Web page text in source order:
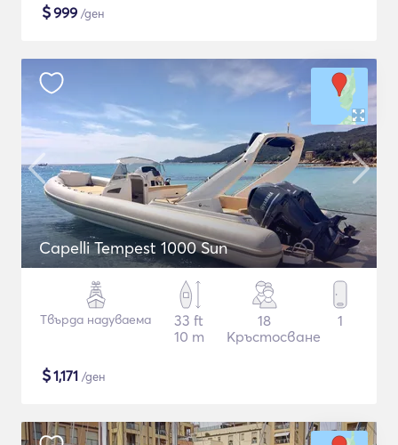
$999 /ден
Capelli Tempest 1000 Sun
Твърда надуваема
33 ft
10 m
18
Кръстосване
1
$1,171 /ден